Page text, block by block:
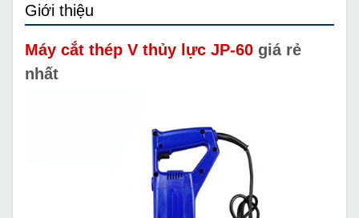
Giới thiệu
Máy cắt thép V thủy lực JP-60 giá rẻ
nhất